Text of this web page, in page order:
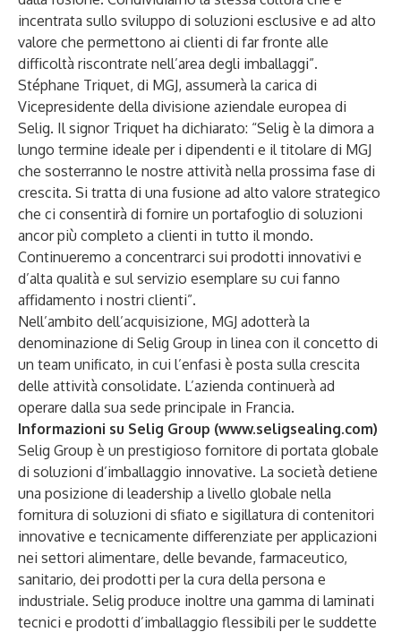
incentrata sullo sviluppo di soluzioni esclusive e ad alto
valore che permettono ai clienti di far fronte alle
difficoltà riscontrate nell’area degli imballaggi”.
Stéphane Triquet, di MGJ, assumerà la carica di
Vicepresidente della divisione aziendale europea di
Selig. Il signor Triquet ha dichiarato: “Selig è la dimora a
lungo termine ideale per i dipendenti e il titolare di MGJ
che sosterranno le nostre attività nella prossima fase di
crescita. Si tratta di una fusione ad alto valore strategico
che ci consentirà di fornire un portafoglio di soluzioni
ancor più completo a clienti in tutto il mondo.
Continueremo a concentrarci sui prodotti innovativi e
d’alta qualità e sul servizio esemplare su cui fanno
affidamento i nostri clienti”.
Nell’ambito dell’acquisizione, MGJ adotterà la
denominazione di Selig Group in linea con il concetto di
un team unificato, in cui l’enfasi è posta sulla crescita
delle attività consolidate. L’azienda continuerà ad
operare dalla sua sede principale in Francia.
Informazioni su Selig Group (www.seligsealing.com)
Selig Group è un prestigioso fornitore di portata globale
di soluzioni d’imballaggio innovative. La società detiene
una posizione di leadership a livello globale nella
fornitura di soluzioni di sfiato e sigillatura di contenitori
innovative e tecnicamente differenziate per applicazioni
nei settori alimentare, delle bevande, farmaceutico,
sanitario, dei prodotti per la cura della persona e
industriale. Selig produce inoltre una gamma di laminati
tecnici e prodotti d’imballaggio flessibili per le suddette